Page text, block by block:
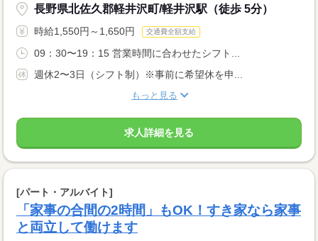
長野県北佐久郡軽井沢町/軽井沢駅（徒歩 5分）
時給1,550円～1,650円 交通費全額支給
09：30〜19：15 営業時間に合わせたシフト...
週休2〜3日（シフト制）※事前に希望休を申...
もっと見る
求人詳細を見る
[パート・アルバイト]
「家事の合間の2時間」もOK！すき家なら家事
と両立して働けます